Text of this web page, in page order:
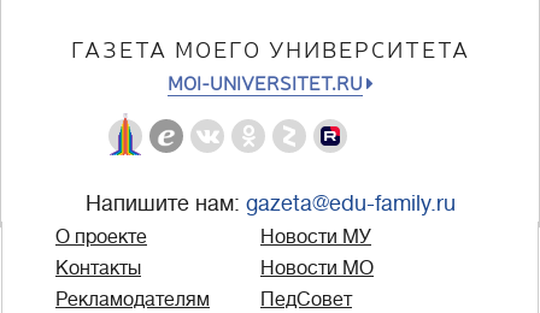
ГАЗЕТА МОЕГО УНИВЕРСИТЕТА
MOI-UNIVERSITET.RU
Напишите нам: gazeta@edu-family.ru
О проекте
Контакты
Рекламодателям
Новости МУ
Новости МО
ПедСовет